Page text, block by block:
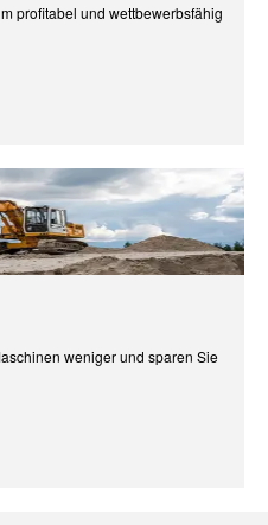
profitabel und wettbewerbsfähig
weniger und sparen Sie